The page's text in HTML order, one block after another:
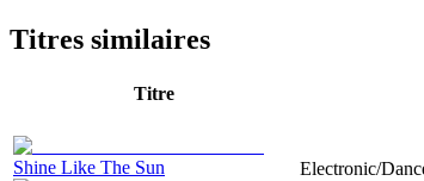
Titres similaires
Titre
Shine Like The Sun Electronic/